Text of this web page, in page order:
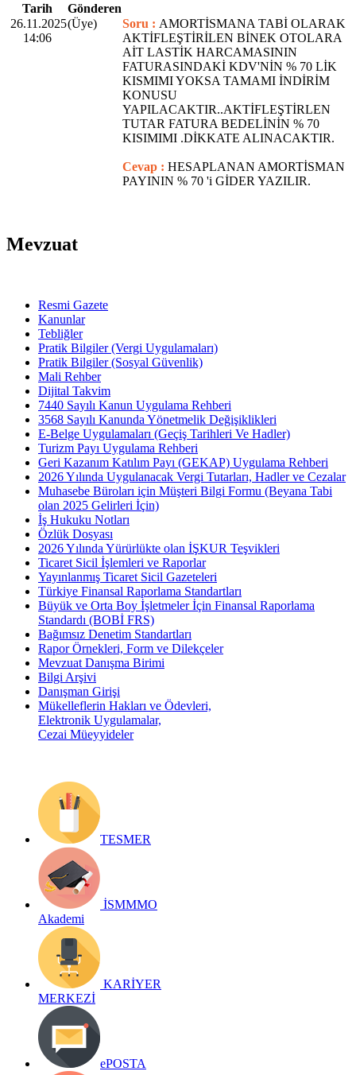
Tarih
Gönderen
26.11.2025
14:06
(Üye) Soru : AMORTİSMANA TABİ OLARAK
AKTİFLEŞTİRİLEN BİNEK OTOLARA
AİT LASTİK HARCAMASININ
FATURASINDAKİ KDV'NİN % 70 LİK
KISMIMI YOKSA TAMAMI İNDİRİM
KONUSU
YAPILACAKTIR..AKTİFLEŞTİRLEN
TUTAR FATURA BEDELİNİN % 70
KISIMIMI .DİKKATE ALINACAKTIR.
Cevap : HESAPLANAN AMORTİSMAN
PAYININ % 70 'i GİDER YAZILIR.
Mevzuat
Resmi Gazete
Kanunlar
Tebliğler
Pratik Bilgiler (Vergi Uygulamaları)
Pratik Bilgiler (Sosyal Güvenlik)
Mali Rehber
Dijital Takvim
7440 Sayılı Kanun Uygulama Rehberi
3568 Sayılı Kanunda Yönetmelik Değişiklikleri
E-Belge Uygulamaları (Geçiş Tarihleri Ve Hadler)
Turizm Payı Uygulama Rehberi
Geri Kazanım Katılım Payı (GEKAP) Uygulama Rehberi
2026 Yılında Uygulanacak Vergi Tutarları, Hadler ve Cezalar
Muhasebe Büroları için Müşteri Bilgi Formu (Beyana Tabi
olan 2025 Gelirleri İçin)
İş Hukuku Notları
Özlük Dosyası
2026 Yılında Yürürlükte olan İŞKUR Teşvikleri
Ticaret Sicil İşlemleri ve Raporlar
Yayınlanmış Ticaret Sicil Gazeteleri
Türkiye Finansal Raporlama Standartları
Büyük ve Orta Boy İşletmeler İçin Finansal Raporlama
Standardı (BOBİ FRS)
Bağımsız Denetim Standartları
Rapor Örnekleri, Form ve Dilekçeler
Mevzuat Danışma Birimi
Bilgi Arşivi
Danışman Girişi
Mükelleflerin Hakları ve Ödevleri,
Elektronik Uygulamalar,
Cezai Müeyyideler
TESMER
İSMMMO
Akademi
KARİYER
MERKEZİ
ePOSTA